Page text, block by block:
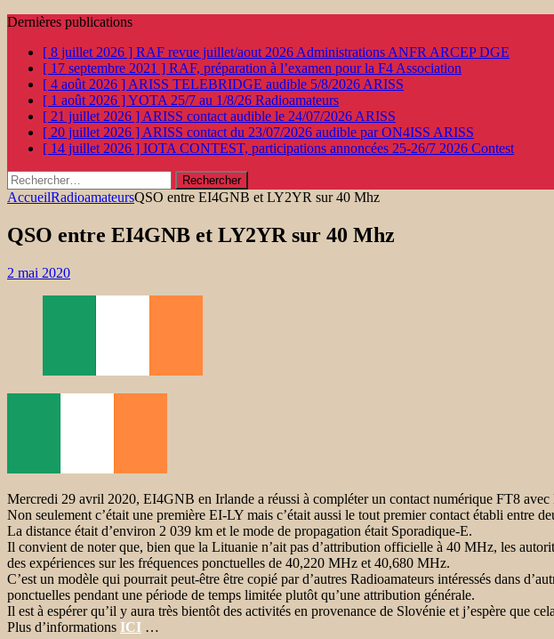
Dernières publications
[ 8 juillet 2026 ] RAF revue juillet/aout 2026 Administrations ANFR ARCEP DGE
[ 17 septembre 2021 ] RAF, préparation à l’examen pour la F4 Association
[ 4 août 2026 ] ARISS TELEBRIDGE audible 5/8/2026 ARISS
[ 1 août 2026 ]YOTA 25/7 au 1/8/26 Radioamateurs
[ 21 juillet 2026 ] ARISS contact audible le 24/07/2026 ARISS
[ 20 juillet 2026 ] ARISS contact du 23/07/2026 audible par ON4ISS ARISS
[ 14 juillet 2026 ] IOTA CONTEST, participations annoncées 25-26/7 2026 Contest
Rechercher :
AccueilRadioamateursQSO entre EI4GNB et LY2YR sur 40 Mhz
QSO entre EI4GNB et LY2YR sur 40 Mhz
2 mai 2020
Mercredi 29 avril 2020, EI4GNB en Irlande a réussi à compléter un contact numérique FT8
Non seulement c’était une première EI-LY mais c’était aussi le tout premier contact établi entre
La distance était d’environ 2 039 km et le mode de propagation était Sporadique-E.
Il convient de noter que, bien que la Lituanie n’ait pas d’attribution officielle à 40 MHz, les
des expériences sur les fréquences ponctuelles de 40,220 MHz et 40,680 MHz.
C’est un modèle qui pourrait peut-être être copié par d’autres Radioamateurs intéressés dans
ponctuelles pendant une période de temps limitée plutôt qu’une attribution générale.
Il est à espérer qu’il y aura très bientôt des activités en provenance de Slovénie et j’espère que
Plus d’informations ICI …